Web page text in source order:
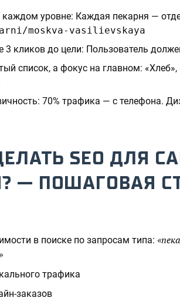
уровне: Каждая пекарня —
moskva-vasilievskaya
3 кликов до цели: Пользователь
список, а фокус на главном:
70% трафика — с телефона.
SEO ДЛЯ
— ПОШАГОВАЯ
в поиске по запросам типа:
трафика
заказов